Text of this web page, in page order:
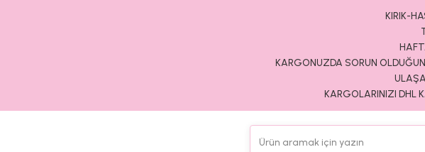
KIRIK-
KARGONUZDA SORUN
KARGOLARINIZI DHL